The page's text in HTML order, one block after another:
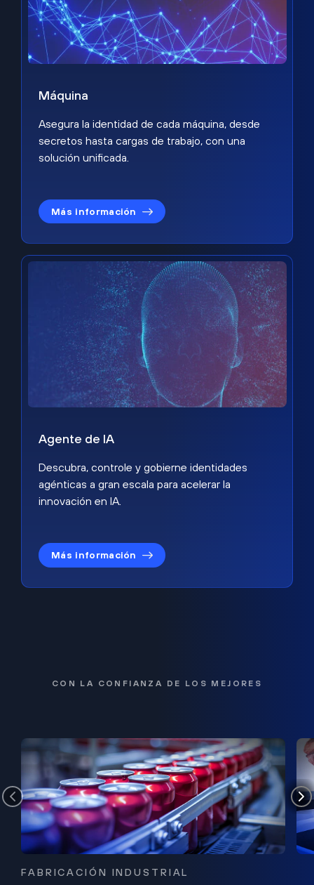
Máquina
Asegura la identidad de cada máquina, desde
secretos hasta cargas de trabajo, con una
solución unificada.
Más información
Agente de IA
Descubra, controle y gobierne identidades
agénticas a gran escala para acelerar la
innovación en IA.
Más información
CON LA CONFIANZA DE LOS MEJORES
FABRICACIÓN INDUSTRIAL